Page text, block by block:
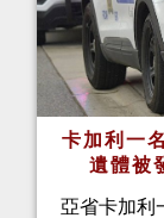
卡加利一
遺體被
亞省卡加利